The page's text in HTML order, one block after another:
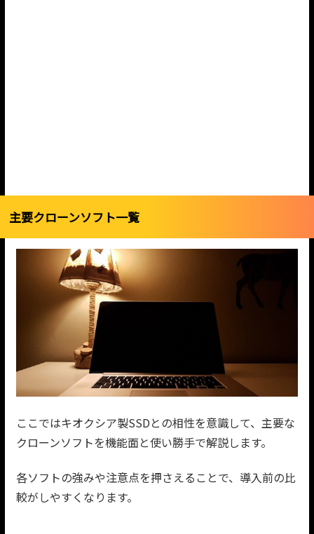
主要クローンソフト一覧
ここではキオクシア製SSDとの相性を意識して、主要な
クローンソフトを機能面と使い勝手で解説します。
各ソフトの強みや注意点を押さえることで、導入前の比
較がしやすくなります。